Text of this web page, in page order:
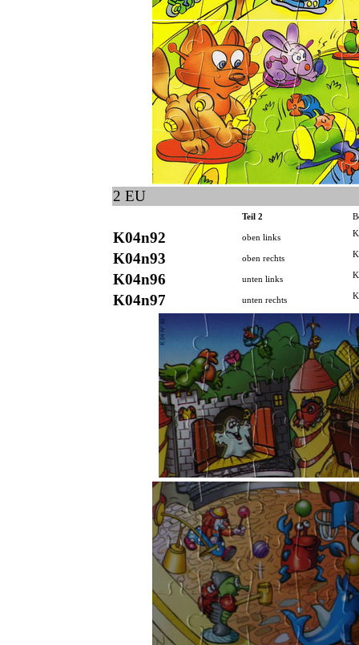
2 EU
Teil 2
K04n92 oben links
K04n93 oben rechts
K04n96 unten links
K04n97 unten rechts